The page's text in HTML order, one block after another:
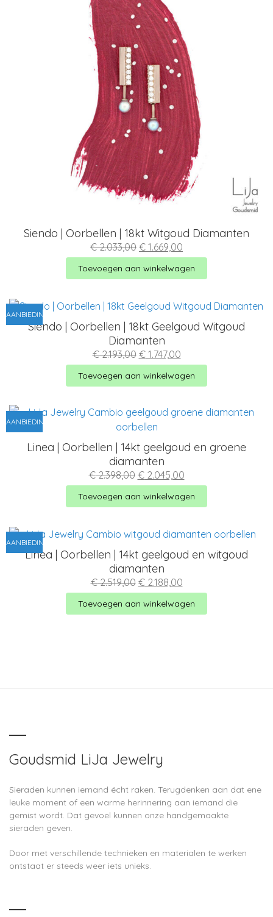
Siendo | Oorbellen | 18kt Witgoud Diamanten
€2.033,00 Oorspronkelijke
prijs
€ 2.033,00.
€ 1.669,00
prijs
€ 1.669,00.
Toevoegen aan winkelwagen
AANBIEDING!
Siendo | Oorbellen | 18kt Geelgoud Witgoud
Diamanten
€2.193,00 Oorspronkelijke
prijs
€ 2.193,00.
€1.747,00Huidige
prijs
€ 1.747,00.
Toevoegen aan winkelwagen
AANBIEDING!
Linea | Oorbellen | 14kt geelgoud en groene
diamanten
€2.398,00 Oorspronkelijke
prijs
€ 2.398,00.
€2.045,00Huidige
prijs
€ 2.045,00.
Toevoegen aan winkelwagen
AANBIEDING!
Linea | Oorbellen | 14kt geelgoud en witgoud
diamanten
€2.519,00 Oorspronkelijke
prijs
€ 2.519,00.
€2.188,00Huidige
prijs
€ 2.188,00.
Toevoegen aan winkelwagen
Goudsmid LiJa Jewelry
Sieraden kunnen iemand écht raken. Terugdenken aan dat ene
leuke moment of een warme herinnering aan iemand die
gemist wordt. Dat gevoel kunnen onze handgemaakte
sieraden geven.
Door met verschillende technieken en materialen te werken
ontstaat er steeds weer iets unieks.